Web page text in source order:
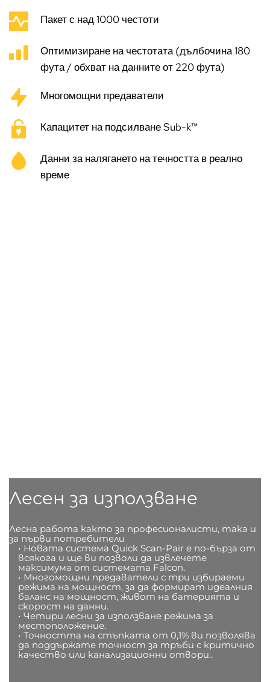
Пакет с над 1000 честоти
Оптимизиране на честотата (дълбочина 180
фута / обхват на данните от 220 фута)
Многомощни предаватели
Капацитет на подсилване Sub-k™
Данни за налягането на течността в реално
време
Лесен за използване
Лесна работа както за професионалисти, така и
за първи потребители
Новата система Quick Scan-Pair е по-бърза от
всякога и ще ви позволи да извлечете
максимума от системата Falcon.
Многомощни предаватели с три избираеми
режима на мощност, за да формират идеалния
баланс на мощност, живот на батерията и
скорост на данни.
Четири лесни за използване режима за
местоположение.
Точността на стъпката от 0,1% ви позволява
да поддържате точност за тръби с критично
качество или канализационни отвори..